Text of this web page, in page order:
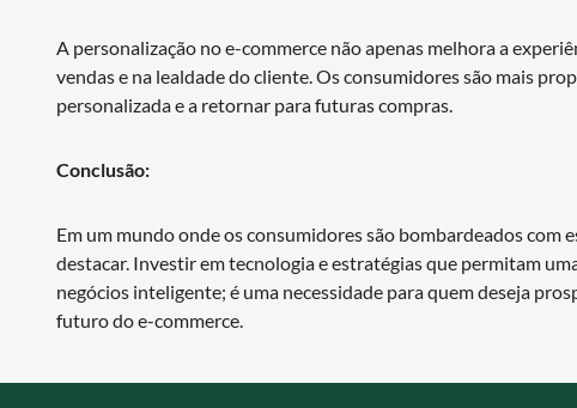
A personalização no e-commerce não apenas melhora a
vendas e na lealdade do cliente. Os consumidores são mais
personalizada e a retornar para futuras compras.
Conclusão:
Em um mundo onde os consumidores são bombardeados com
destacar. Investir em tecnologia e estratégias que permitam
negócios inteligente; é uma necessidade para quem deseja
futuro do e-commerce.